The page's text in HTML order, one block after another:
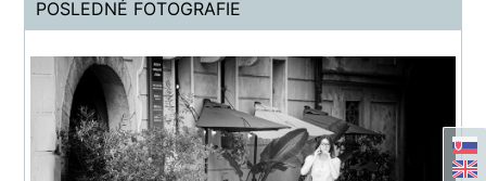
POSLEDNÉ FOTOGRAFIE